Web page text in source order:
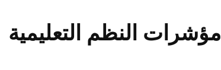
مؤشرات النظم التعليمية